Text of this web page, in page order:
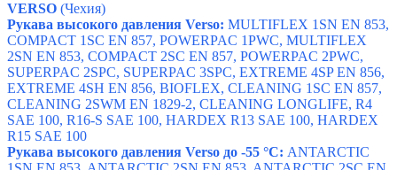
VERSO (Чехия)
Рукава высокого давления Verso: MULTIFLEX 1SN EN 853,
COMPACT 1SC EN 857, POWERPAC 1PWC, MULTIFLEX
2SN EN 853, COMPACT 2SC EN 857, POWERPAC 2PWC,
SUPERPAC 2SPC, SUPERPAC 3SPC, EXTREME 4SP EN 856,
EXTREME 4SH EN 856, BIOFLEX, CLEANING 1SC EN 857,
CLEANING 2SWM EN 1829-2, CLEANING LONGLIFE, R4
SAE 100, R16-S SAE 100, HARDEX R13 SAE 100, HARDEX
R15 SAE 100
Рукава высокого давления Verso до -55 °С: ANTARCTIC